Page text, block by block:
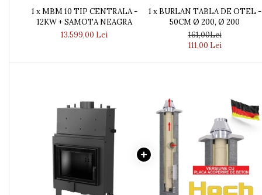
FOCARE / TERMOFOCARE
PELEȚI
TUBULATURA EVACUARE
TUBULATURA PREMIUM PELETI
FI 80 - SEMINEE / SOBE
TUBULATURA PREMIUM PELETI
FI100 - SEMINEE / SOBE
1 x MBM 10 TIP CENTRALA -
12KW + SAMOTA NEAGRA
13.599,00 Lei
1 x BURLAN TABLA DE OTEL -
50CM Ø 200, Ø 200
161,00Lei
111,00 Lei